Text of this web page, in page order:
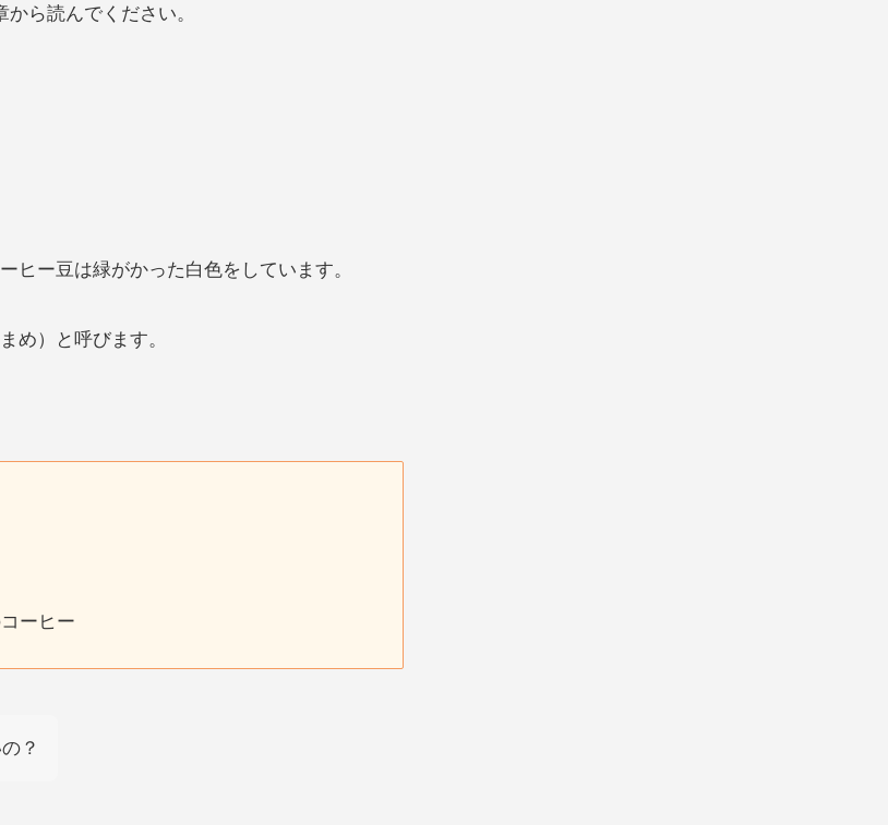
ら読んでください。
ヒー豆は緑がかった白色をしています。
め）と呼びます。
ーヒー
？